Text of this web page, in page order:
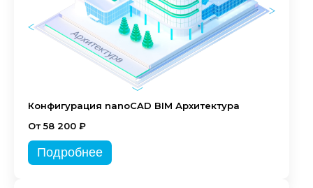
Конфигурация nanoCAD BIM Архитектура
От 58 200 ₽
Подробнее